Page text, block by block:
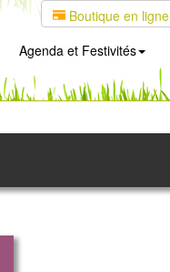
Boutique en ligne
Agenda et Festivités